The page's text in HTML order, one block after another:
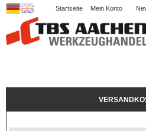
Startseite Mein Konto